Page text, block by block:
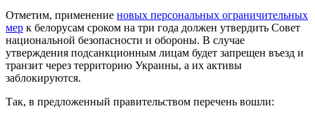
Отметим, применение новых персональных ограничительных
мер к белорусам сроком на три года должен утвердить Совет
национальной безопасности и обороны. В случае
утверждения подсанкционным лицам будет запрещен въезд и
транзит через территорию Украины, а их активы
заблокируются.
Так, в предложенный правительством перечень вошли: